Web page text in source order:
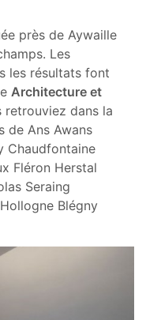
près de Aywaille
Les
les résultats font
Architecture et
retrouviez dans la
de Ans Awans
Chaudfontaine
Fléron Herstal
Seraing
Blégny